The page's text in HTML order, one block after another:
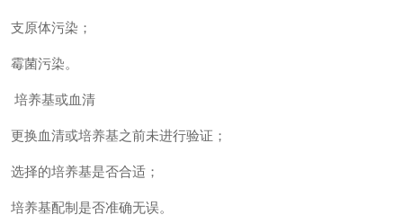
支原体污染；
霉菌污染。
培养基或血清
更换血清或培养基之前未进行验证；
选择的培养基是否合适；
培养基配制是否准确无误。